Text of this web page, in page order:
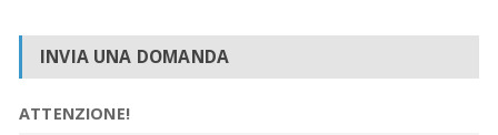
INVIA UNA DOMANDA
ATTENZIONE!